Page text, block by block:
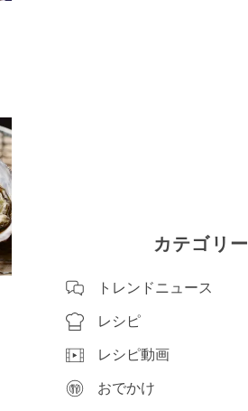
カテゴリー
トレンドニュース
レシピ
レシピ動画
おでかけ